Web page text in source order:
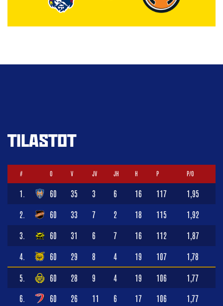
TILASTOT
# O V JV JH H P P/O
1. 60 35 3 6 16 117 1,95
2. 60 33 7 2 18 115 1,92
3. 60 31 6 7 16 112 1,87
4. 60 29 8 4 19 107 1,78
5. 60 28 9 4 19 106 1,77
6. 60 26 11 6 17 106 1,77